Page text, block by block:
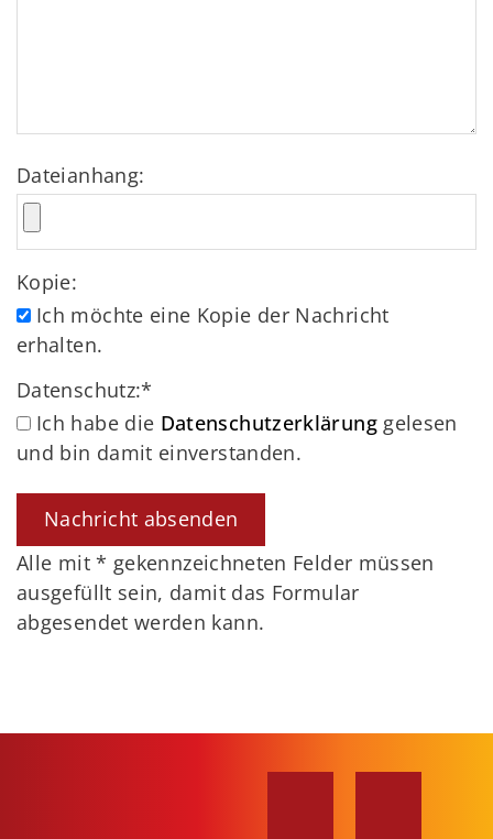
Dateianhang:
Kopie:
Ich möchte eine Kopie der Nachricht
erhalten.
Datenschutz:*
Ich habe die Datenschutzerklärunggelesen
und bin damit einverstanden.
Alle mit* gekennzeichneten Felder müssen
ausgefüllt sein, damit das Formular
abgesendet werden kann.